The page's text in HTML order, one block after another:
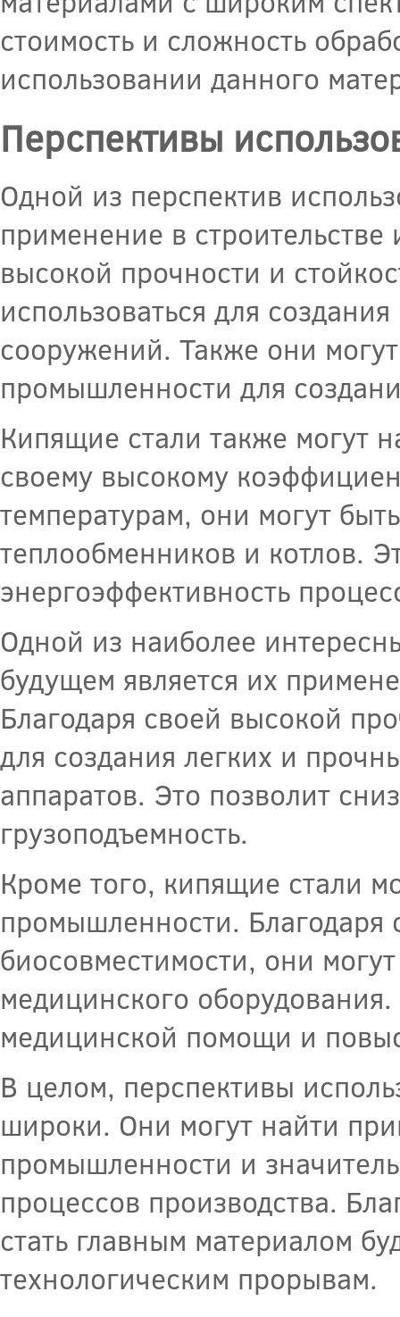
стоимость и сложность
использовании данного
Перспективы
Одной из перспектив
применение в
высокой прочности и
использоваться для
сооружений. Также они
промышленности для
Кипящие стали также могут
своему высокому
температурам, они могут
теплообменников и котлов.
энергоэффективность
Одной из наиболее
будущем является их
Благодаря своей высокой
для создания легких и
аппаратов. Это позволит
грузоподъемность.
Кроме того, кипящие стали
промышленности. Благодаря
биосовместимости, они
медицинского
медицинской помощи и
В целом, перспективы
широки. Они могут найти
промышленности и
процессов производства.
стать главным материалом
технологическим прорывам.